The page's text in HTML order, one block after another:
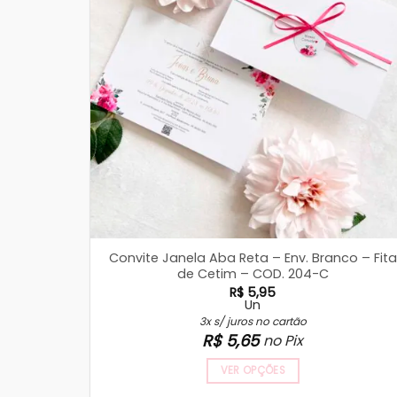
Convite Janela Aba Reta – Env. Branco – Fita
de Cetim – COD. 204-C
R$ 5,95
Un
3x s/ juros no cartão
R$5,65 no Pix
VER OPÇÕES